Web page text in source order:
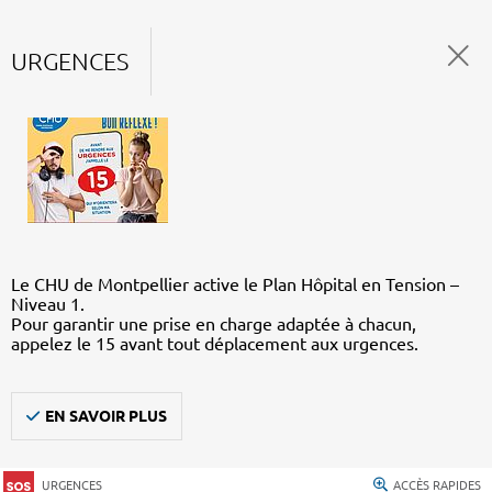
URGENCES
Le CHU de Montpellier active le Plan Hôpital en Tension –
Niveau 1.
Pour garantir une prise en charge adaptée à chacun,
appelez le 15 avant tout déplacement aux urgences.
EN SAVOIR PLUS
URGENCES ACCÈS RAPIDES